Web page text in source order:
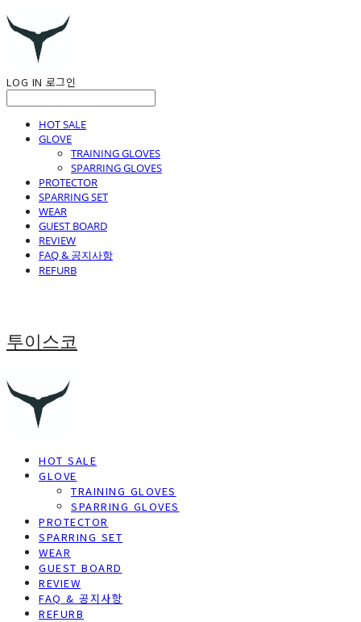
LOG IN 로그인
HOT SALE
GLOVE
TRAINING GLOVES
SPARRING GLOVES
PROTECTOR
SPARRING SET
WEAR
GUEST BOARD
REVIEW
FAQ & 공지사항
REFURB
투이스코
HOT SALE
GLOVE
TRAINING GLOVES
SPARRING GLOVES
PROTECTOR
SPARRING SET
WEAR
GUEST BOARD
REVIEW
FAQ & 공지사항
REFURB